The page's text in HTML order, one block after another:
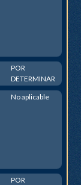
POR
DETERMINAR
No aplicable
POR